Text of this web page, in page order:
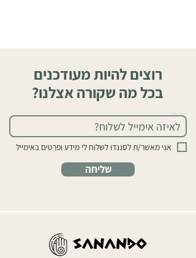
רוצים להיות מעודכנים
בכל מה שקורה אצלנו?
אימייל (חובה)
אני מאשר/ת לסננדו לשלוח לי מידע ופרטים באימייל
שליחה